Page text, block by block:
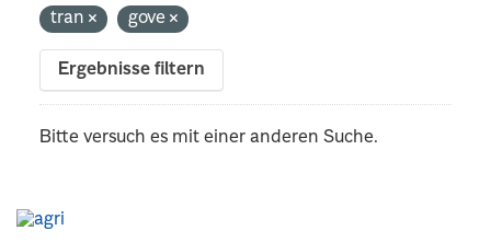
tran
gove
Ergebnisse filtern
Bitte versuch es mit einer anderen Suche.